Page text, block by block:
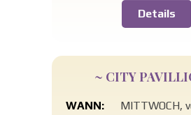
Details
~ CITY
WANN:
MITTWOCH,